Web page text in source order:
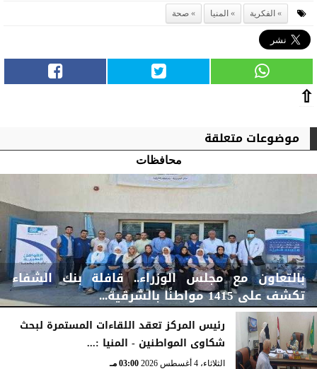
الفكرية المنيا صحة
⇧
موضوعات متعلقة
محافظات
بالتعاون مع مجلس الوزراء.. قافلة بنك الشفاء
تكشف على 1415 مواطنًا بالشرقية...
الخميس، 6 أغسطس 2026 04:59 مـ
رئيس المركز تعقد اللقاءات المستمرة لبحث
شكاوى المواطنين - المنيا :...
الثلاثاء، 4 أغسطس 2026 03:00 مـ